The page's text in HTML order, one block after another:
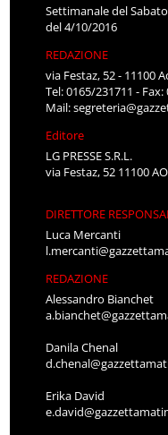
Settimanale del
del 4/10/2016
REDAZIONE
via Festaz, 52 - 11100
Tel: 0165/231711 - Fax:
Mail:
Editore
LG PRESSE S.R.L.
via Festaz, 52 11100
DIRETTORE
Luca Mercanti
REDAZIONE
Alessandro Bianchet
Danila Chenal
Erika David